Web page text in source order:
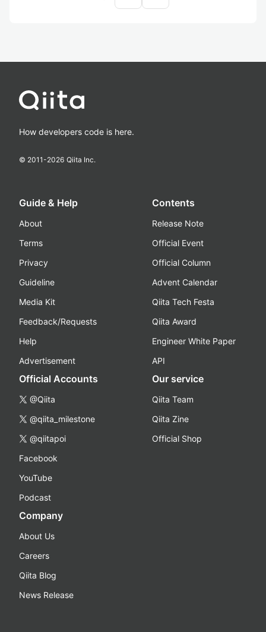
How developers code is here.
© 2011-2026 Qiita Inc.
Guide & Help
About
Terms
Privacy
Guideline
Media Kit
Feedback/Requests
Help
Advertisement
Contents
Release Note
Official Event
Official Column
Advent Calendar
Qiita Tech Festa
Qiita Award
Engineer White Paper
API
Official Accounts
@Qiita
@qiita_milestone
@qiitapoi
Facebook
YouTube
Podcast
Our service
Qiita Team
Qiita Zine
Official Shop
Company
About Us
Careers
Qiita Blog
News Release